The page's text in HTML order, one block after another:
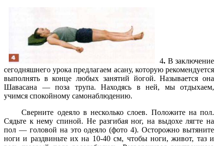
4. В заключение
сегодняшне­го урока предлагаем асану, ко­торую рекомендуется
выпол­нять в конце любых занятий йо­гой. Называется она
Шавасана — ­поза трупа. Находясь в ней, мы отдыхаем,
учимся спокойному самонаблюдению.
Сверните одеяло в несколь­ко слоев. Положите на пол.
Сядьте к нему спиной. Не раз­гибая ног, на выдохе лягте на
пол — головой на это одеяло (фото 4). Осторожно вытяните
ноги и раздвиньте их на 10-40 см, чтобы ноги, живот, таз и